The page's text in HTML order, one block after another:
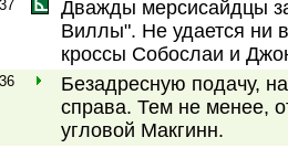
37
Дважды мерсисайдцы
Виллы". Не удается ни
кроссы Собослаи и
36
Безадресную подачу,
справа. Тем не менее,
угловой Макгинн.